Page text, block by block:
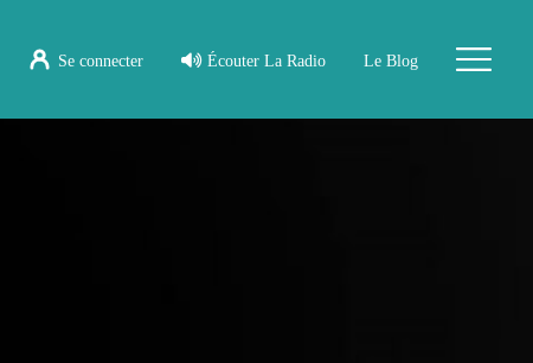
Se connecter Écouter La Radio Le Blog